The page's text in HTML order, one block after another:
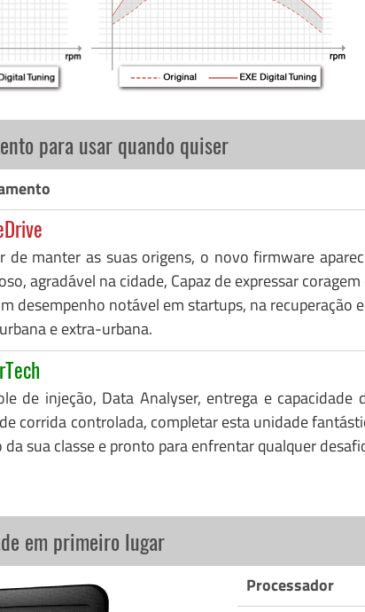
para usar quando quiser
de manter as suas origens, o novo firmware
agradável na cidade, Capaz de expressar
desempenho notável em startups, na recuperação
e extra-urbana.
de injeção, Data Analyser, entrega e capacidade
corrida controlada, completar esta unidade
da sua classe e pronto para enfrentar qualquer
em primeiro lugar
Processador